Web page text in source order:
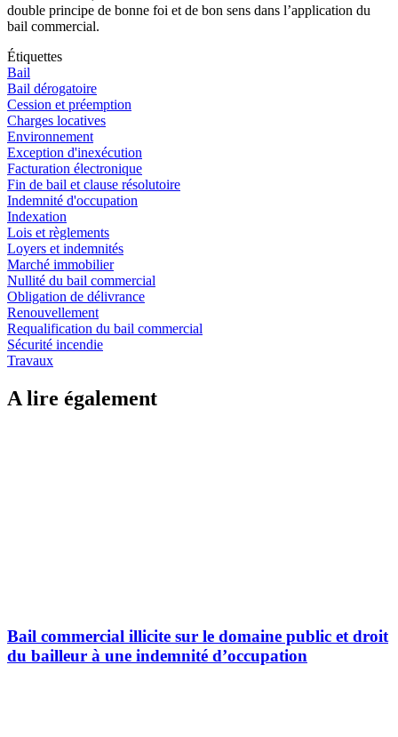
double principe de bonne foi et de bon sens dans l’application du
bail commercial.
Étiquettes
Bail
Bail dérogatoire
Cession et préemption
Charges locatives
Environnement
Exception d'inexécution
Facturation électronique
Fin de bail et clause résolutoire
Indemnité d'occupation
Indexation
Lois et règlements
Loyers et indemnités
Marché immobilier
Nullité du bail commercial
Obligation de délivrance
Renouvellement
Requalification du bail commercial
Sécurité incendie
Travaux
A lire également
Bail commercial illicite sur le domaine public et droit
du bailleur à une indemnité d’occupation